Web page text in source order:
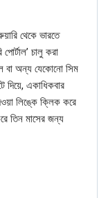
থেকে ভারতে
চালু করা
বা অন্য যেকোনো সিম
দিয়ে, একাধিকবার
লিঙ্কে ক্লিক করে
তিন মাসের জন্য